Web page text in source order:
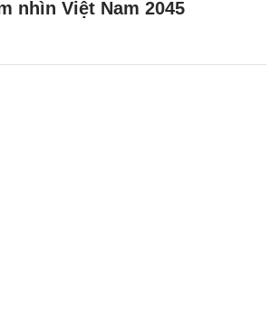
nhìn Việt Nam 2045